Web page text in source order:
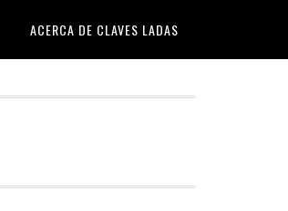
ACERCA DE CLAVES LADAS